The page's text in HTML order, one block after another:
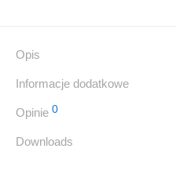
Opis
Informacje dodatkowe
Opinie 0
Downloads